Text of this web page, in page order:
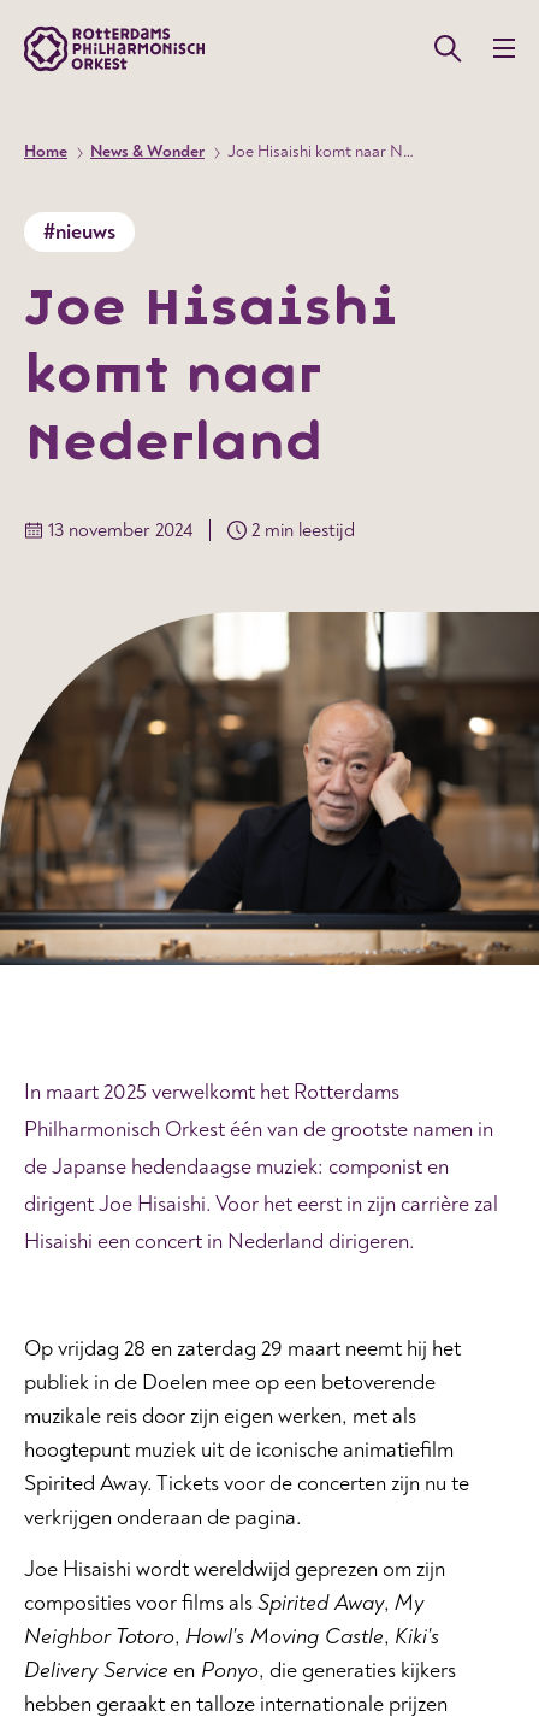
Home News & Wonder Joe Hisaishi komt naar Nederland
#nieuws
Joe Hisaishi
komt naar
Nederland
13 november 2024 2 min leestijd
In maart 2025 verwelkomt het Rotterdams
Philharmonisch Orkest één van de grootste namen in
de Japanse hedendaagse muziek: componist en
dirigent Joe Hisaishi. Voor het eerst in zijn carrière zal
Hisaishi een concert in Nederland dirigeren.
Op vrijdag 28 en zaterdag 29 maart neemt hij het
publiek in de Doelen mee op een betoverende
muzikale reis door zijn eigen werken, met als
hoogtepunt muziek uit de iconische animatiefilm
Spirited Away. Tickets voor de concerten zijn nu te
verkrijgen onderaan de pagina.
Joe Hisaishi wordt wereldwijd geprezen om zijn
composities voor films alsSpirited Away, My
Neighbor Totoro, Howl's Moving Castle, Kiki's
Delivery Service en Ponyo, die generaties kijkers
hebben geraakt en talloze internationale prijzen